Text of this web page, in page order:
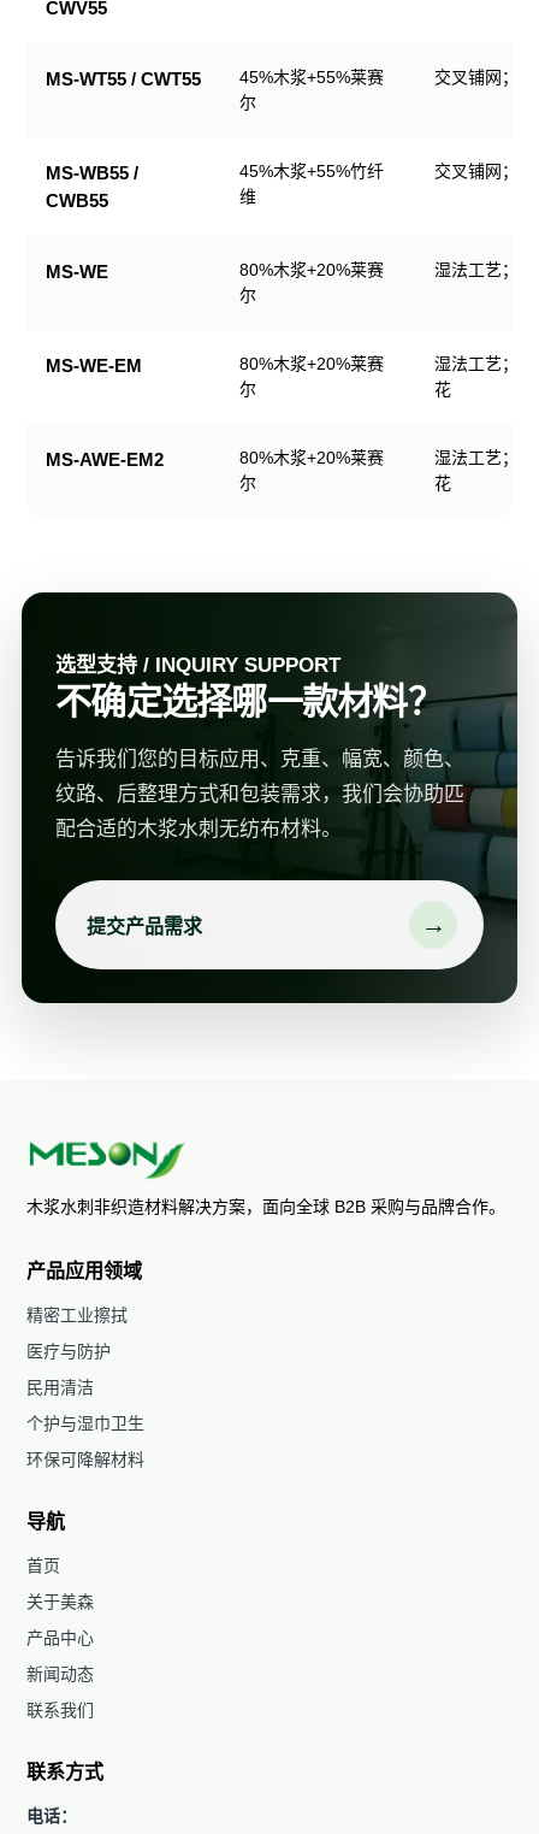
CWV55
MS-WT55 / CWT55
45%木浆+55%莱赛
尔
交叉铺网；
MS-WB55 /
CWB55
45%木浆+55%竹纤
维
交叉铺网；
MS-WE
80%木浆+20%莱赛
尔
湿法工艺；
MS-WE-EM
80%木浆+20%莱赛
尔
湿法工艺；
花
MS-AWE-EM2
80%木浆+20%莱赛
尔
湿法工艺；
花
选型支持 / INQUIRY SUPPORT
不确定选择哪一款材料？
告诉我们您的目标应用、克重、幅宽、颜色、
纹路、后整理方式和包装需求，我们会协助匹
配合适的木浆水刺无纺布材料。
提交产品需求 →
木浆水刺非织造材料解决方案，面向全球 B2B 采购与品牌合作。
产品应用领域
精密工业擦拭
医疗与防护
民用清洁
个护与湿巾卫生
环保可降解材料
导航
首页
关于美森
产品中心
新闻动态
联系我们
联系方式
电话：